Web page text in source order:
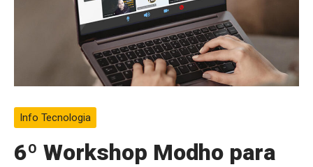
Info Tecnologia
6º Workshop Modho para